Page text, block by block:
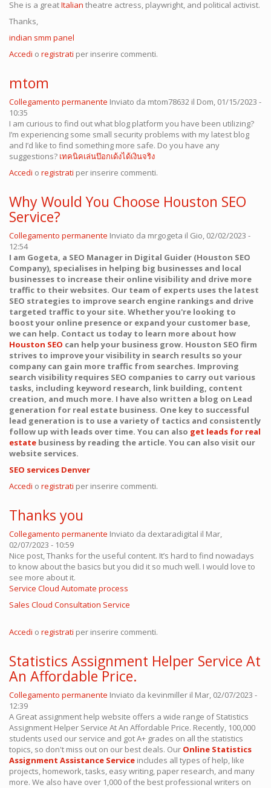
She is a greatItalian theatre actress, playwright, and political activist.
Thanks,
indian smm panel
Accedi o registrati per inserire commenti.
mtom
Collegamento permanente Inviato da mtom78632 il Dom, 01/15/2023 -
10:35
I am curious to find out what blog platform you have been utilizing?
I’m experiencing some small security problems with my latest blog
and I’d like to find something more safe. Do you have any
suggestions? เทคนิคเล่นป๊อกเด้งได้เงินจริง
Accedi o registrati per inserire commenti.
Why Would You Choose Houston SEO
Service?
Collegamento permanente Inviato da mrgogeta il Gio, 02/02/2023 -
12:54
I am Gogeta, a SEO Manager in Digital Guider (Houston SEO
Company), specialises in helping big businesses and local
businesses to increase their online visibility and drive more
traffic to their websites. Our team of experts uses the latest
SEO strategies to improve search engine rankings and drive
targeted traffic to your site. Whether you're looking to
boost your online presence or expand your customer base,
we can help. Contact us today to learn more about how
Houston SEO can help your business grow. Houston SEO firm
strives to improve your visibility in search results so your
company can gain more traffic from searches. Improving
search visibility requires SEO companies to carry out various
tasks, including keyword research, link building, content
creation, and much more. I have also written a blog on Lead
generation for real estate business. One key to successful
lead generation is to use a variety of tactics and consistently
follow up with leads over time. You can also get leads for real
estate business by reading the article. You can also visit our
website services.
SEO services Denver
Accedi o registrati per inserire commenti.
Thanks you
Collegamento permanente Inviato da dextaradigital il Mar,
02/07/2023 - 10:59
Nice post, Thanks for the useful content. It’s hard to find nowadays
to know about the basics but you did it so much well. I would love to
see more about it.
Service Cloud Automate process
Sales Cloud Consultation Service
Accedi o registrati per inserire commenti.
Statistics Assignment Helper Service At
An Affordable Price.
Collegamento permanente Inviato da kevinmiller il Mar, 02/07/2023 -
12:39
A Great assignment help website offers a wide range of Statistics
Assignment Helper Service At An Affordable Price. Recently, 100,000
students used our service and got A+ grades on all the statistics
topics, so don't miss out on our best deals. Our Online Statistics
Assignment Assistance Service includes all types of help, like
projects, homework, tasks, easy writing, paper research, and many
more. We also have over 1,000 of the best professional writers on